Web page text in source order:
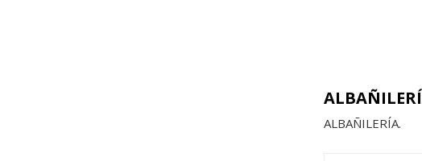
ALBAÑILERÍA.